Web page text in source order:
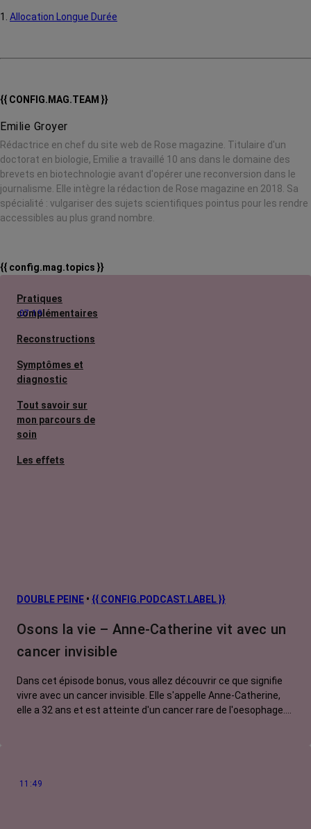
1. Allocation Longue Durée
{{ CONFIG.MAG.TEAM }}
Emilie Groyer
Rédactrice en chef du site web de Rose magazine. Titulaire d'un
doctorat en biologie, Emilie a travaillé 10 ans dans le domaine des
brevets en biotechnologie avant d'opérer une reconversion dans le
journalisme. Elle intègre la rédaction de Rose magazine en 2018. Sa
spécialité : vulgariser des sujets scientifiques pointus pour les rendre
accessibles au plus grand nombre.
{{ config.mag.topics }}
Pratiques
complémentaires
Reconstructions
Symptômes et
diagnostic
Tout savoir sur
mon parcours de
soin
Les effets
L’après cancer
Traitements
contre le cancer
07:19
DOUBLE PEINE • {{ CONFIG.PODCAST.LABEL }}
Osons la vie – Anne-Catherine vit avec un
cancer invisible
Dans cet épisode bonus, vous allez découvrir ce que signifie
vivre avec un cancer invisible. Elle s'appelle Anne-Catherine,
elle a 32 ans et est atteinte d'un cancer rare de l'oesophage.
secondaires pénibles, voire handicapants, dont elle doit
11:49